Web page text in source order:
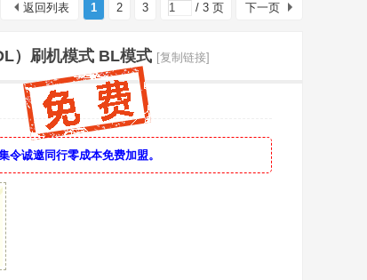
1 2 3 / 3 页 下一页
返回列表
）刷机模式 BL模式 [复制链接]
诚邀同行零成本免费加盟。